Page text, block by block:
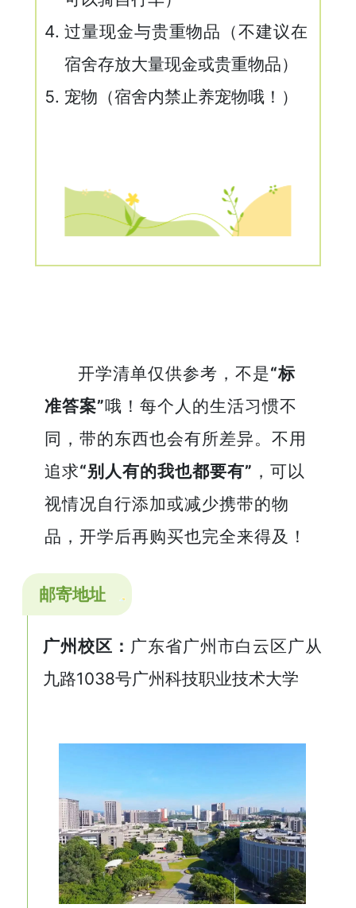
过量现金与贵重物品（不建议在
宿舍存放大量现金或贵重物品）
宠物（宿舍内禁止养宠物哦！）
开学清单仅供参考，不是“标
准答案”哦！每个人的生活习惯不
同，带的东西也会有所差异。不用
追求“别人有的我也都要有” ，可以
视情况自行添加或减少携带的物
品，开学后再购买也完全来得及！
邮寄地址
广州校区： 广东省广州市白云区广从
九路1038号广州科技职业技术大学